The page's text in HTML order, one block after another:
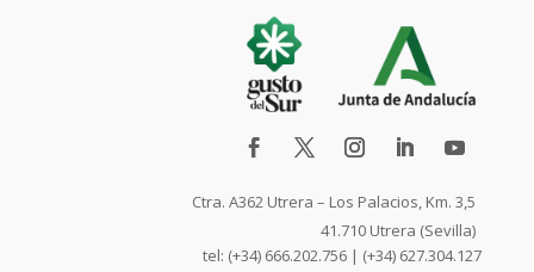
Ctra. A362 Utrera – Los Palacios, Km. 3,5
41.710 Utrera (Sevilla)
tel: (+34) 666.202.756 | (+34) 627.304.127